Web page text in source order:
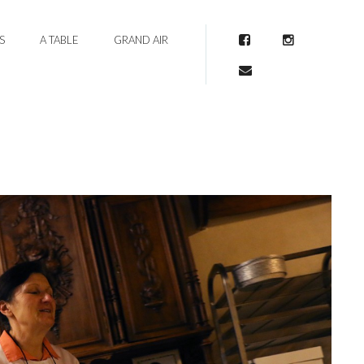
A TABLE GRAND AIR FacebookInstagram
Mail